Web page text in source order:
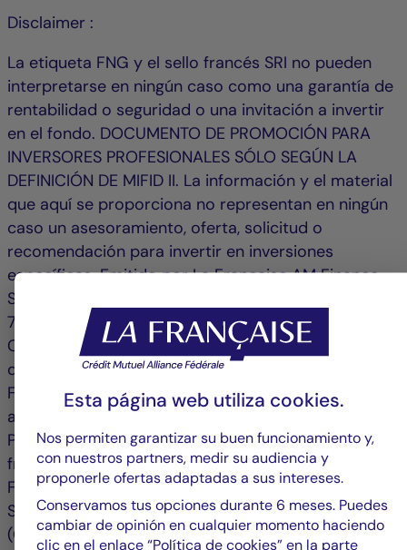
Disclaimer :
La etiqueta FNG y el sello francés SRI no pueden
interpretarse en ningún caso como una garantía de
rentabilidad o seguridad o una invitación a invertir
en el fondo. DOCUMENTO DE PROMOCIÓN PARA
INVERSORES PROFESIONALES SÓLO SEGÚN LA
DEFINICIÓN DE MIFID II. La información y el material
que aquí se proporciona no representan en ningún
caso un asesoramiento, oferta, solicitud o
recomendación para invertir en inversiones
específicas. Emitido por La Française AM Finance
Services, domicilio social 128, boulevard Raspail,
75006 París, Francia, regulado por la "Autorité de
Contrôle Prudentiel" como proveedor de servicios
de inversión con el número 18673 X, filial de La
Française. Información en Internet para las
autoridades reguladoras: Autorité de Contrôle
Prudentiel et de Résolution www.acp.banque-
france.fr, Autorité des Marchés
Financiers www.amffrance.org, Commission de
Surveillance du Secteur Financier
(CSSF) www.cssf.lu. El valor de las inversiones y los
Esta página web utiliza cookies.
Nos permiten garantizar su buen funcionamiento y,
con nuestros partners, medir su audiencia y
proponerle ofertas adaptadas a sus intereses.
Conservamos tus opciones durante 6 meses. Puedes
cambiar de opinión en cualquier momento haciendo
clic en el enlace “Política de cookies” en la parte